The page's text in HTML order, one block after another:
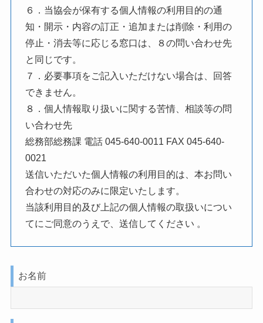
６．当協会が保有する個人情報の利用目的の通
知・開示・内容の訂正・追加または削除・利用の
停止・消去等に応じる窓口は、８の問い合わせ先
と同じです。
７．必要事項をご記入いただけない場合は、回答
できません。
８．個人情報取り扱いに関する苦情、相談等の問
い合わせ先
総務部総務課 電話 045-640-0011 FAX 045-640-
0021
送信いただいた個人情報の利用目的は、本お問い
合わせの対応のみに限定いたします。
当該利用目的及び上記の個人情報の取扱いについ
てにご同意のうえで、送信してください 。
お名前